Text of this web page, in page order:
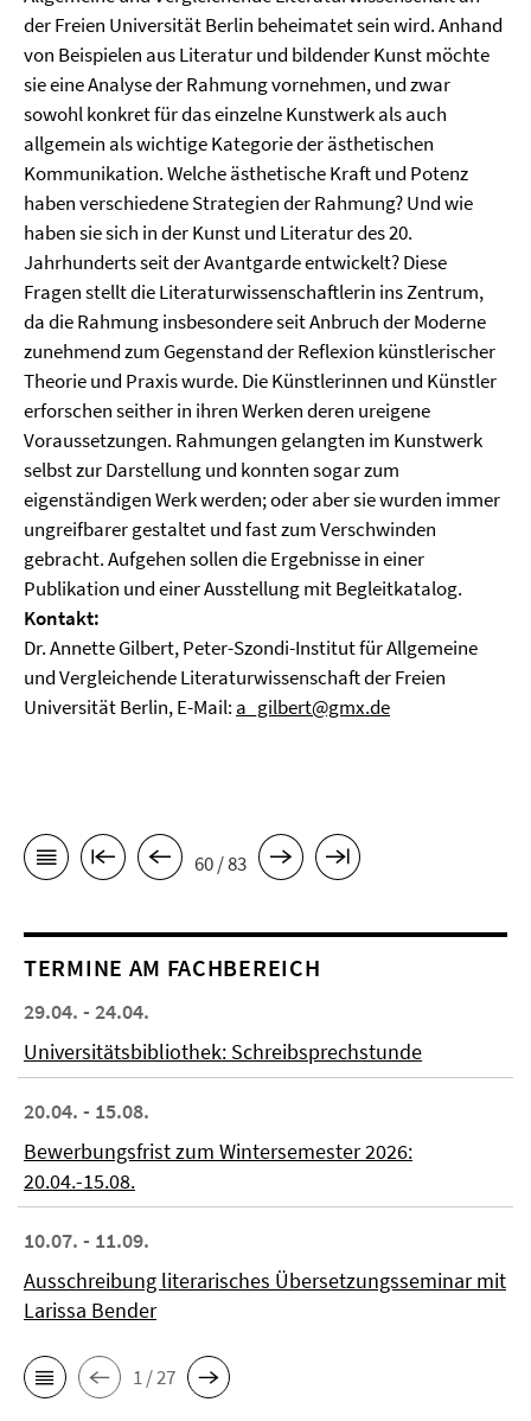
der Freien Universität Berlin beheimatet sein wird. Anhand
von Beispielen aus Literatur und bildender Kunst möchte
sie eine Analyse der Rahmung vornehmen, und zwar
sowohl konkret für das einzelne Kunstwerk als auch
allgemein als wichtige Kategorie der ästhetischen
Kommunikation. Welche ästhetische Kraft und Potenz
haben verschiedene Strategien der Rahmung? Und wie
haben sie sich in der Kunst und Literatur des 20.
Jahrhunderts seit der Avantgarde entwickelt? Diese
Fragen stellt die Literaturwissenschaftlerin ins Zentrum,
da die Rahmung insbesondere seit Anbruch der Moderne
zunehmend zum Gegenstand der Reflexion künstlerischer
Theorie und Praxis wurde. Die Künstlerinnen und Künstler
erforschen seither in ihren Werken deren ureigene
Voraussetzungen. Rahmungen gelangten im Kunstwerk
selbst zur Darstellung und konnten sogar zum
eigenständigen Werk werden; oder aber sie wurden immer
ungreifbarer gestaltet und fast zum Verschwinden
gebracht. Aufgehen sollen die Ergebnisse in einer
Publikation und einer Ausstellung mit Begleitkatalog.
Kontakt:
Dr. Annette Gilbert, Peter-Szondi-Institut für Allgemeine
und Vergleichende Literaturwissenschaft der Freien
Universität Berlin, E-Mail: a_gilbert@gmx.de
60 / 83
TERMINE AM FACHBEREICH
29.04. - 24.04.
Universitätsbibliothek: Schreibsprechstunde
20.04. - 15.08.
Bewerbungsfrist zum Wintersemester 2026:
20.04.-15.08.
10.07. - 11.09.
Ausschreibung literarisches Übersetzungsseminar mit
Larissa Bender
1 / 27